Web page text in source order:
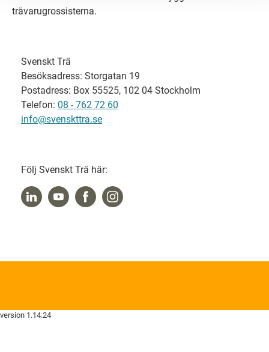
trävarugrossisterna.
Svenskt Trä
Besöksadress: Storgatan 19
Postadress: Box 55525, 102 04 Stockholm
Telefon: 08 - 762 72 60
info@svenskttra.se
Följ Svenskt Trä här:
version 1.14.24